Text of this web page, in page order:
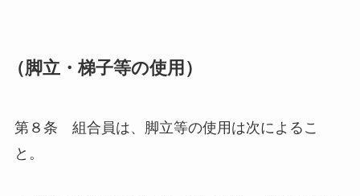
（脚立・梯子等の使用）
第８条 組合員は、脚立等の使用は次によるこ
と。